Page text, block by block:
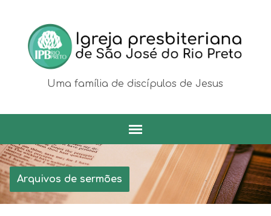
Uma família de discípulos de Jesus
Arquivos de sermões